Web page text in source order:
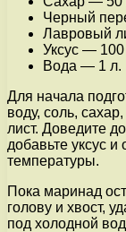
Черный
Лавровый
Уксус —
Вода — 1 л.
Для начала
воду, соль,
лист. Доведите
добавьте уксус
температуры.
Пока маринад
голову и хвост,
под холодной